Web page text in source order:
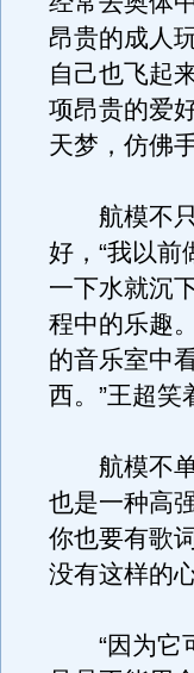
昂贵的成人
自己也飞起
项昂贵的爱
天梦，仿佛
航模不只
好，“我以
一下水就沉
程中的乐趣
的音乐室中
西。”王超笑
航模不单
也是一种高
你也要有歌
没有这样的
“因为它可